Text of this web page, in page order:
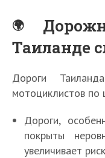
Таиланде
Дороги
мотоциклистов по
Дороги,
покрыты
увеличивает